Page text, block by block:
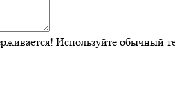
Используйте обычный